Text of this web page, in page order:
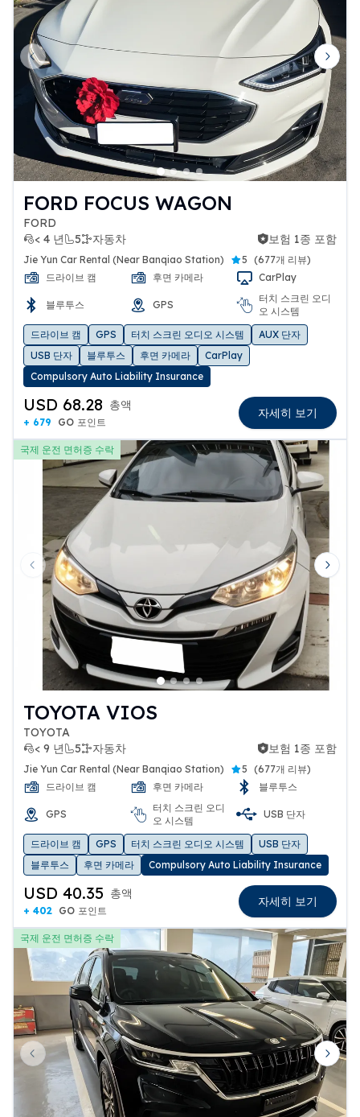
Previous slide Next
FORD FOCUS WAGON
FORD
< 4 년
5 자동차
보험 1종 포함 보험 1종 포함
Jie Yun Car Rental (Near Banqiao Station) 5 (677개 리뷰)
드라이브 캠
후면 카메라 CarPlay
블루투스 GPS
터치 스크린 오디
오 시스템
드라이브 캠
GPS 터치 스크린 오디오 시스템
AUX 단자
USB 단자
블루투스 후면 카메라
CarPlay
Compulsory Auto Liability Insurance
USD 68.28 총액
+ 679 GO 포인트
자세히 보기
국제 운전 면허증 수락
Previous slide Next
TOYOTA VIOS
TOYOTA
< 9 년
5 자동차
보험 1종 포함 보험 1종 포함
Jie Yun Car Rental (Near Banqiao Station) 5 (677개 리뷰)
드라이브 캠
후면 카메라 블루투스
GPS
터치 스크린 오디
오 시스템
USB 단자
드라이브 캠 GPS 터치 스크린 오디오 시스템
USB 단자
블루투스
후면 카메라 Compulsory Auto Liability Insurance
USD 40.35 총액
+ 402 GO 포인트
자세히 보기
국제 운전 면허증 수락
Previous slide Next